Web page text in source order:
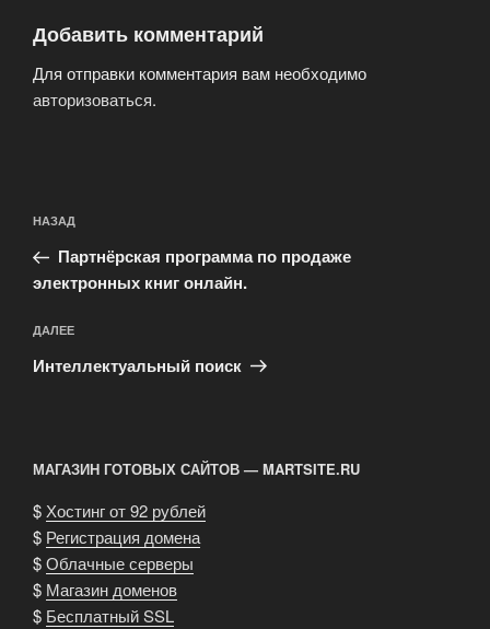
Добавить комментарий
Для отправки комментария вам необходимо
авторизоваться.
по
записям
Предыдущая
запись:
НАЗАД
Партнёрская программа по продаже
электронных книг онлайн.
Следующая
запись
ДАЛЕЕ
Интеллектуальный поиск
МАГАЗИН ГОТОВЫХ САЙТОВ — MARTSITE.RU
$Хостинг от 92 рублей
$ Регистрация домена
$Облачные серверы
$ Магазин доменов
$ Бесплатный SSL